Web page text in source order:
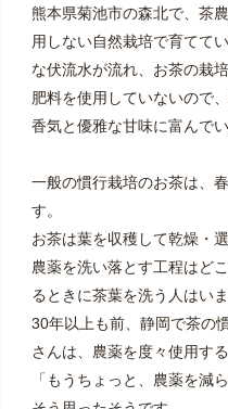
熊本県菊池市の森北で、茶
用しない自然栽培で育てて
な伏流水が流れ、お茶の栽
肥料を使用していないので
香気と優雅な甘味に富んでい
一般の慣行栽培のお茶は、
す。
お茶は葉を収穫して乾燥・
農薬を洗い落とす工程はど
るときに茶葉を洗う人はいま
30年以上も前、静岡で茶の
さんは、農薬を度々使用す
「もうちょっと、農薬を減